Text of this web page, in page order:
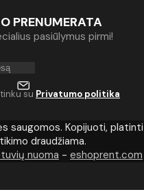
PRENUMERATA
pasiūlymus pirmi!
su Privatumo politika
saugomos. Kopijuoti,
draudžiama.
nuoma - eshoprent.com